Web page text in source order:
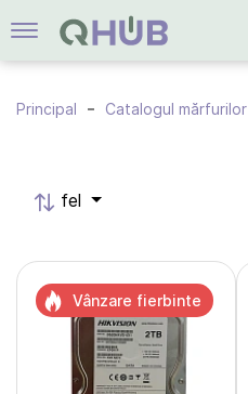
Principal Catalogul mărfurilor
fel
Vânzare fierbinte